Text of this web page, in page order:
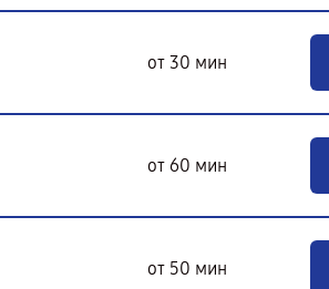
от 30 мин
от 60 мин
от 50 мин